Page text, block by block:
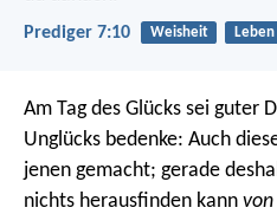
Prediger 7:10 Weisheit Leben
Am Tag des Glücks sei guter
Unglücks bedenke: Auch
jenen gemacht; gerade
nichts herausfinden kann